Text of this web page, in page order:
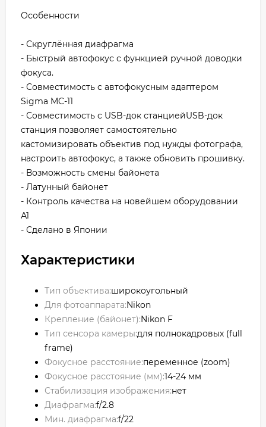
Особенности
- Скруглённая диафрагма
- Быстрый автофокус с функцией ручной доводки
фокуса.
- Совместимость с автофокусным адаптером
Sigma MC-11
- Совместимость с USB-док станциейUSB-док
станция позволяет самостоятельно
кастомизировать объектив под нужды фотографа,
настроить автофокус, а также обновить прошивку.
- Возможность смены байонета
- Латунный байонет
- Контроль качества на новейшем оборудовании
А1
- Сделано в Японии
Характеристики
Тип объектива:широкоугольный
Для фотоаппарата:Nikon
Крепление (байонет):Nikon F
Тип сенсора камеры:для полнокадровых (full
frame)
Фокусное расстояние:переменное (zoom)
Фокусное расстояние (мм):14-24 мм
Стабилизация изображения:нет
Диафрагма:f/2.8
Мин. диафрагма:f/22